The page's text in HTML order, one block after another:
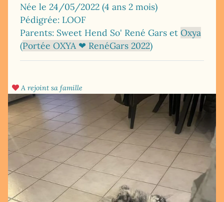
Née le 24/05/2022 (4 ans 2 mois)
Pédigrée: LOOF
Parents: Sweet Hend So' René Gars et Oxya
(Portée OXYA ❤ RenéGars 2022)
A rejoint sa famille